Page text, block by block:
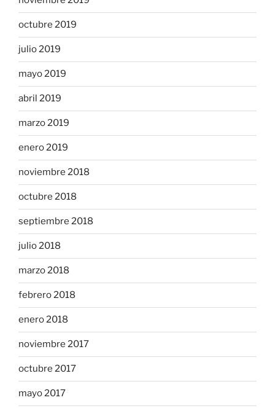
octubre 2019
julio 2019
mayo 2019
abril 2019
marzo 2019
enero 2019
noviembre 2018
octubre 2018
septiembre 2018
julio 2018
marzo 2018
febrero 2018
enero 2018
noviembre 2017
octubre 2017
mayo 2017